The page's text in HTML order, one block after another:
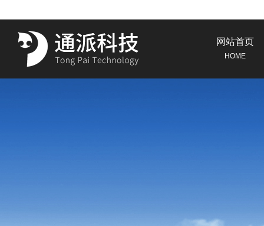
网站首页
HOME